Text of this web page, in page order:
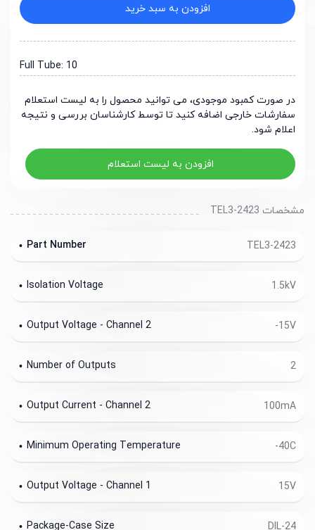
افزودن به سبد خرید
Full Tube: 10
در صورت کمبود موجودی، می توانید محصول را به لیست استعلام
سفارشات خارجی اضافه کنید تا توسط کارشناسان بررسی و نتیجه
اعلام شود.
افزودن به لیست استعلام
مشخصات TEL3-2423
TEL3-2423
Part Number
1.5kV
Isolation Voltage
-15V
Output Voltage - Channel 2
2
Number of Outputs
100mA
Output Current - Channel 2
-40C
Minimum Operating Temperature
15V
Output Voltage - Channel 1
DIL-24
Package-Case Size